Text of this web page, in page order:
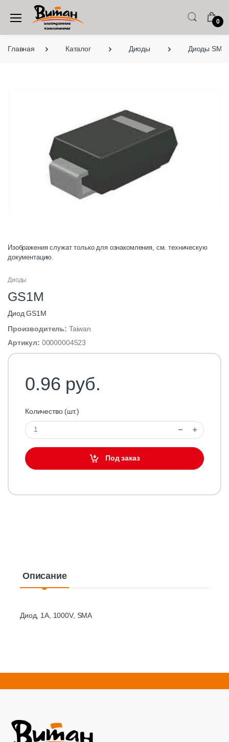
0
Главная Каталог Диоды Диоды SMD
Изображения служат только для ознакомления, см. техническую
документацию.
Диоды
GS1M
Диод GS1M
Производитель: Taiwan
Артикул: 00000004523
0.96 руб.
Количество (шт.)
Под заказ
Описание
Диод, 1A, 1000V, SMA